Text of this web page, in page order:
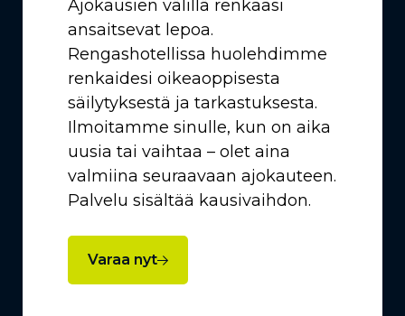
Ajokausien välillä renkaasi
ansaitsevat lepoa.
Rengashotellissa huolehdimme
renkaidesi oikeaoppisesta
säilytyksestä ja tarkastuksesta.
Ilmoitamme sinulle, kun on aika
uusia tai vaihtaa – olet aina
valmiina seuraavaan ajokauteen.
Palvelu sisältää kausivaihdon.
Varaa nyt